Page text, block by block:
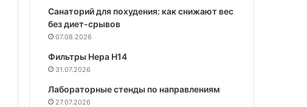
Санаторий для похудения: как снижают вес
без диет-срывов
07.08.2026
Фильтры Hepa Н14
31.07.2026
Лабораторные стенды по направлениям
27.07.2026